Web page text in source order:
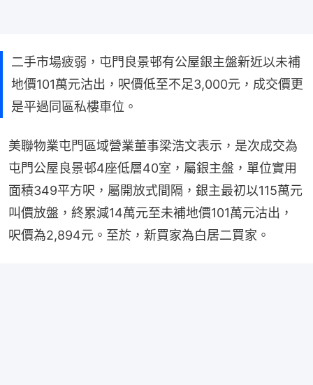
二手市場疲弱，屯門良景邨有公屋銀主盤新近以未補
地價101萬元沽出，呎價低至不足3,000元，成交價更
是平過同區私樓車位。
美聯物業屯門區域營業董事梁浩文表示，是次成交為
屯門公屋良景邨4座低層40室，屬銀主盤，單位實用
面積349平方呎，屬開放式間隔，銀主最初以115萬元
叫價放盤，終累減14萬元至未補地價101萬元沽出，
呎價為2,894元。至於，新買家為白居二買家。